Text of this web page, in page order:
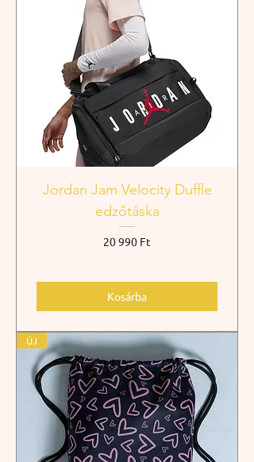
Jordan Jam Velocity Duffle
edzőtáska
Ár
20 990 Ft
Kosárba
ÚJ